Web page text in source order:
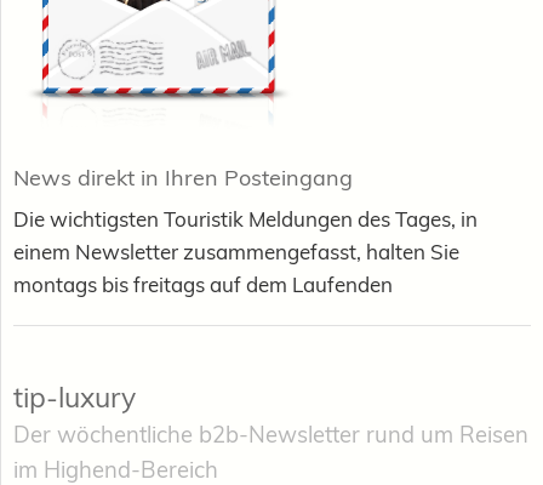
News direkt in Ihren Posteingang
Die wichtigsten Touristik Meldungen des Tages, in
einem Newsletter zusammengefasst, halten Sie
montags bis freitags auf dem Laufenden
tip-luxury
Der wöchentliche b2b-Newsletter rund um Reisen
im Highend-Bereich